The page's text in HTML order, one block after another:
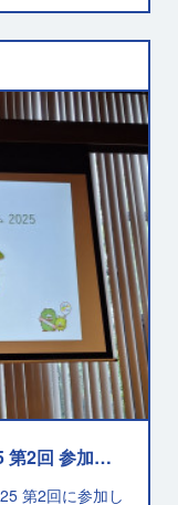
愛・地球リレーシンポジウム2025 第2回 参加報告
第2回に参加し